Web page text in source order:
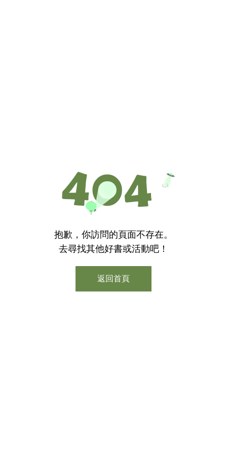
抱歉，你訪問的頁面不存在。
去尋找其他好書或活動吧！
返回首頁